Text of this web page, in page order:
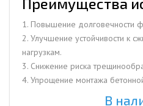
1. Повышение долговечности
2. Улучшение устойчивости к
нагрузкам.
3. Снижение риска
4. Упрощение монтажа
В